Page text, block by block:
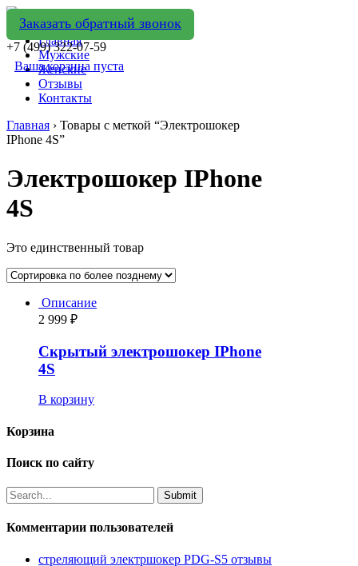
Заказать обратный звонок
+7 (499) 322-07-59
Ваша корзина пуста
Главная
Мужские
Женские
Отзывы
Контакты
Главная › Товары с меткой “Электрошокер
IPhone 4S”
Электрошокер IPhone
4S
Это единственный товар
Описание
2 999 ₽
Скрытый электрошокер IPhone
4S
В корзину
Корзина
Поиск по сайту
Комментарии пользователей
стреляющий электршокер PDG-S5 отзывы